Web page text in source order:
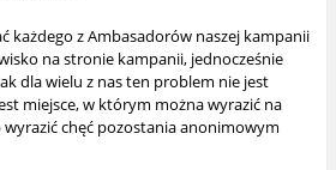
każdego z Ambasadorów naszej kampanii
na stronie kampanii, jednocześnie
dla wielu z nas ten problem nie jest
miejsce, w którym można wyrazić na
chęć pozostania anonimowym